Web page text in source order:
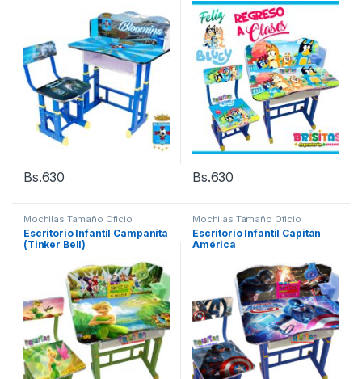
Bs.630 Bs.630
Mochilas Tamaño Oficio
Escritorio Infantil Campanita
(Tinker Bell)
Mochilas Tamaño Oficio
Escritorio Infantil Capitán
América